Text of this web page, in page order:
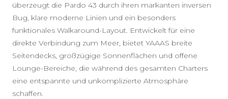
überzeugt die Pardo 43 durch ihren markanten inversen
Bug, klare moderne Linien und ein besonders
funktionales Walkaround-Layout. Entwickelt für eine
direkte Verbindung zum Meer, bietet YAAAS breite
Seitendecks, großzügige Sonnenflächen und offene
Lounge-Bereiche, die während des gesamten Charters
eine entspannte und unkomplizierte Atmosphäre
schaffen.